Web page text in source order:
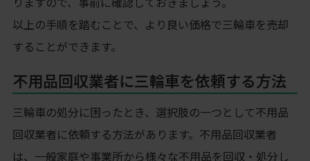
以上の手順を踏むことで、より良い価格で三輪車を売却
することができます。
不用品回収業者に三輪車を依頼する方法
三輪車の処分に困ったとき、選択肢の一つとして不用品
回収業者に依頼する方法があります。不用品回収業者
は、一般家庭や事業所から様々な不用品を回収・処分し